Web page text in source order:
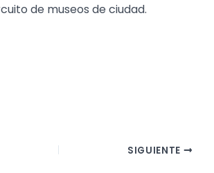
de museos de ciudad.
SIGUIENTE